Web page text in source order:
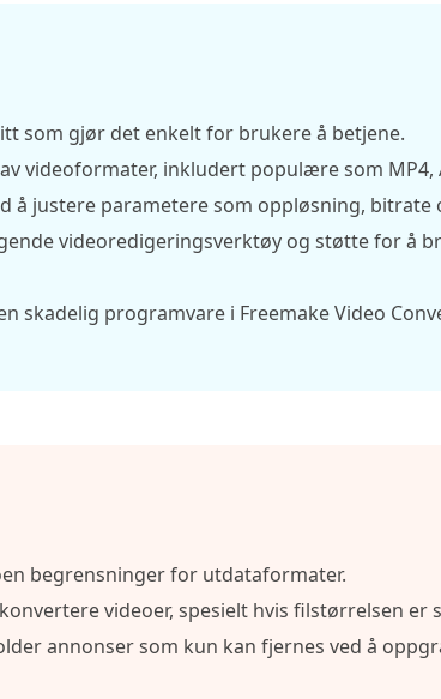
som gjør det enkelt for brukere å betjene.
videoformater, inkludert populære som MP4,
å justere parametere som oppløsning, bitrate
videoredigeringsverktøy og støtte for å
skadelig programvare i Freemake Video
begrensninger for utdataformater.
videoer, spesielt hvis filstørrelsen er
annonser som kun kan fjernes ved å